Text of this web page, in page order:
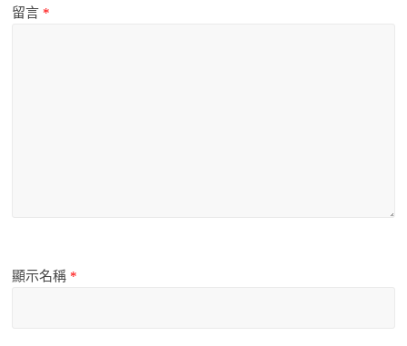
留言 *
顯示名稱 *